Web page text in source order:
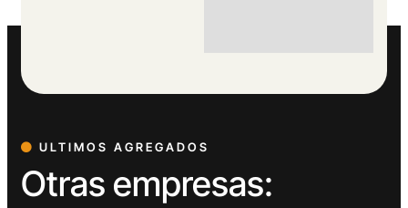
ULTIMOS AGREGADOS
Otras empresas: